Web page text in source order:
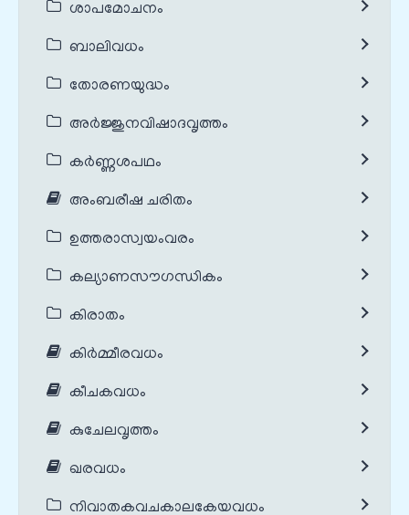
ശാപമോചനം
ബാലിവധം
തോരണയുദ്ധം
അർജ്ജുനവിഷാദവൃത്തം
കർണ്ണശപഥം
അംബരീഷ ചരിതം
ഉത്തരാസ്വയംവരം
കല്യാണസൗഗന്ധികം
കിരാതം
കിർമ്മീരവധം
കീചകവധം
കുചേലവൃത്തം
ഖരവധം
നിവാതകവചകാലകേയവധം